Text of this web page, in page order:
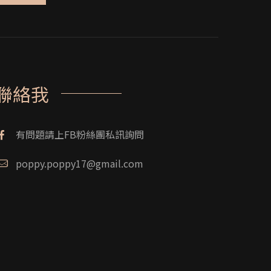
絡我
有問題請上FB粉絲團私訊詢問
poppy.poppy17@gmail.com